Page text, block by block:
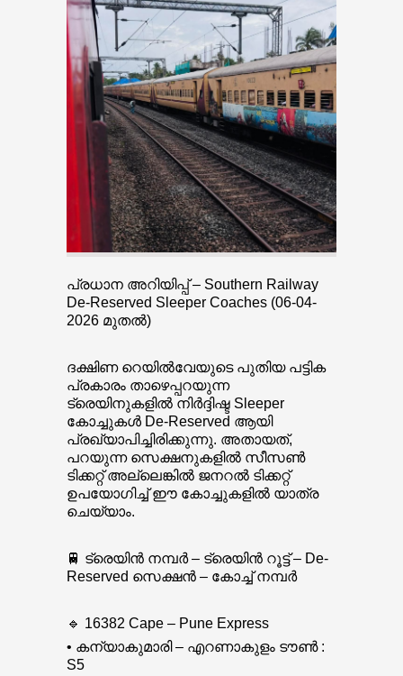
പ്രധാന അറിയിപ്പ് – Southern Railway
De-Reserved Sleeper Coaches (06-04-
2026 മുതൽ)
ദക്ഷിണ റെയിൽവേയുടെ പുതിയ പട്ടിക
പ്രകാരം താഴെപ്പറയുന്ന
ട്രെയിനുകളിൽ നിർദ്ദിഷ്ട Sleeper
കോച്ചുകൾ De-Reserved ആയി
പ്രഖ്യാപിച്ചിരിക്കുന്നു. അതായത്,
പറയുന്ന സെക്ഷനുകളിൽ സീസൺ
ടിക്കറ്റ് അല്ലെങ്കിൽ ജനറൽ ടിക്കറ്റ്
ഉപയോഗിച്ച് ഈ കോച്ചുകളിൽ യാത്ര
ചെയ്യാം.
🚆 ട്രെയിൻ നമ്പർ – ട്രെയിൻ റൂട്ട് – De-
Reserved സെക്ഷൻ – കോച്ച് നമ്പർ
🔹 16382 Cape – Pune Express
• കന്യാകുമാരി – എറണാകുളം ടൗൺ :
S5